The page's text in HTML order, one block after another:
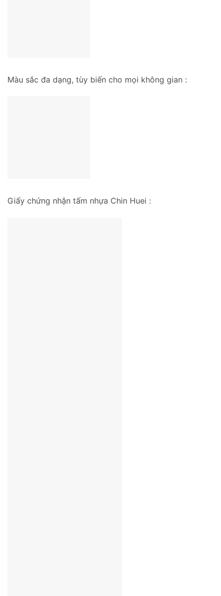
Màu sắc đa dạng, tùy biến cho mọi không gian :
Giấy chứng nhận tấm nhựa Chin Huei :